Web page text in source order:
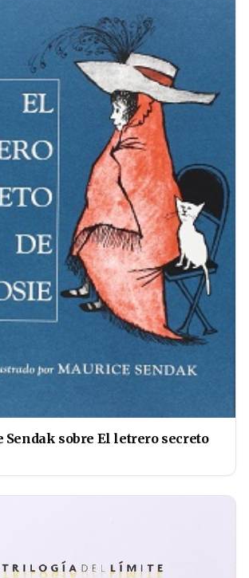
Sendak sobre El letrero secreto